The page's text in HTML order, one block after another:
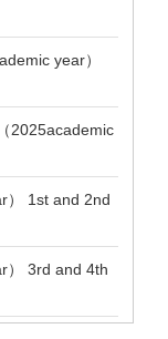
year）
2025academic
） 1st and 2nd
） 3rd and 4th